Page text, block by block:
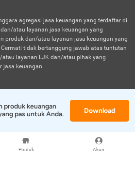
Produk Akun
agregasi jasa keuangan yang terdaftar di
atau layanan jasa keuangan yang
produk dan/atau layanan jasa keuangan yang
tidak bertanggung jawab atas tuntutan
layanan LJK dan/atau pihak yang
jasa keuangan.
produk keuangan
pas untuk Anda.
Download